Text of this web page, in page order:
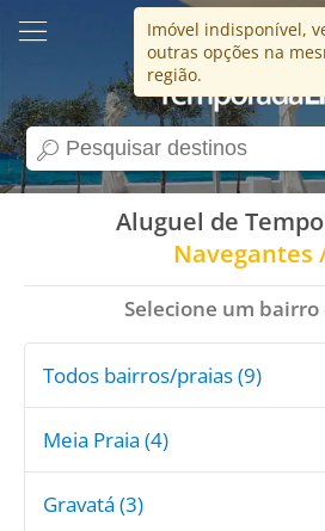
search
Imóvel indisponível,
outras opções na
região.
Aluguel de
Navegantes
Selecione um
Todos bairros/praias (9)
Meia Praia (4)
Gravatá (3)